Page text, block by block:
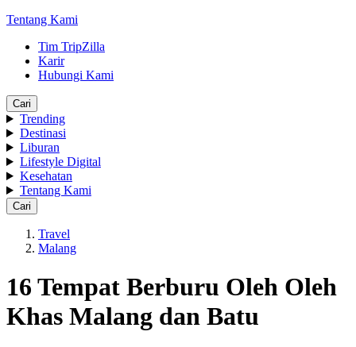
Tentang Kami
Tim TripZilla
Karir
Hubungi Kami
Cari
Trending
Destinasi
Liburan
Lifestyle Digital
Kesehatan
Tentang Kami
Cari
Travel
Malang
16 Tempat Berburu Oleh Oleh
Khas Malang dan Batu